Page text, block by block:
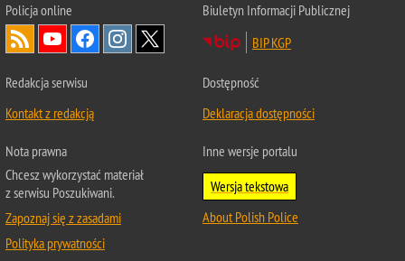
Policjaonline
Biuletyn Informacji Publicznej
BIP KGP
Redakcja serwisu
Kontakt z redakcją
Dostępność
Deklaracja dostępności
Nota prawna
Chcesz wykorzystać materiał
z serwisu Poszukiwani.
Zapoznaj się z zasadami
Polityka prywatności
Inne wersje portalu
Wersja tekstowa
About Polish Police